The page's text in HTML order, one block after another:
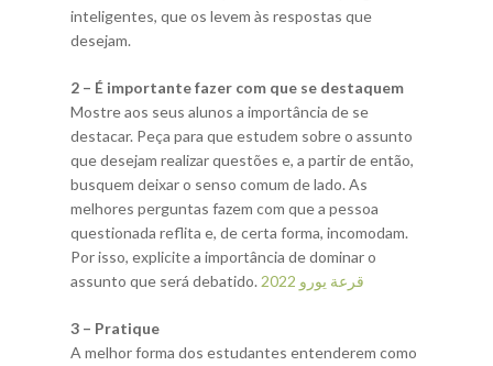
inteligentes, que os levem às respostas que
desejam.
2 – É importante fazer com que se destaquem
Mostre aos seus alunos a importância de se
destacar. Peça para que estudem sobre o assunto
que desejam realizar questões e, a partir de então,
busquem deixar o senso comum de lado. As
melhores perguntas fazem com que a pessoa
questionada reflita e, de certa forma, incomodam.
Por isso, explicite a importância de dominar o
assunto que será debatido.
قرعة يورو 2022
3 – Pratique
A melhor forma dos estudantes entenderem como